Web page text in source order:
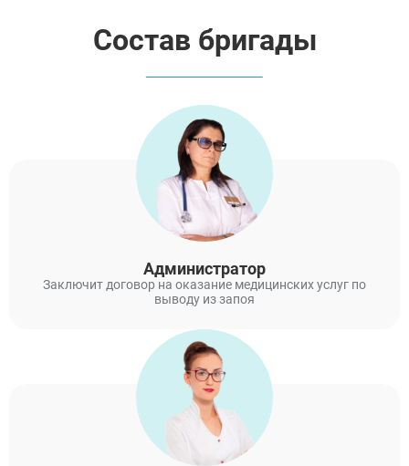
поняла, что помощь — это не постоянные
проверки и спасение от каждой
Состав бригады
Администратор
Заключит договор на оказание медицинских услуг по
выводу из запоя